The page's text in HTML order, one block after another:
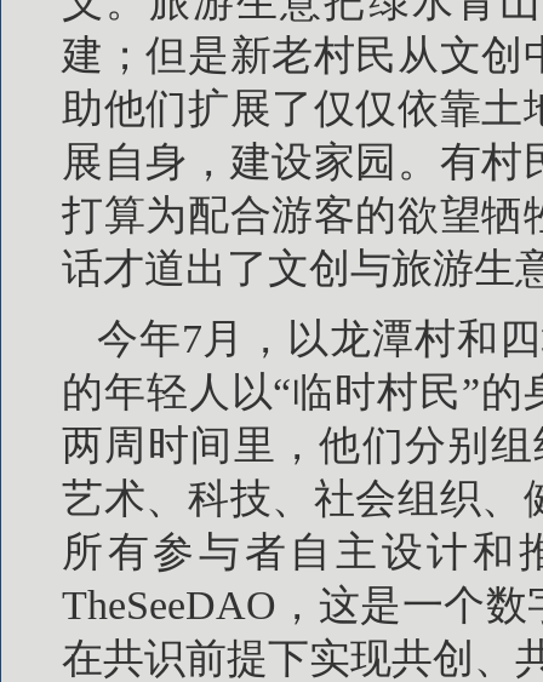
建；但是新老村民从文
助他们扩展了仅仅依靠
展自身，建设家园。有
打算为配合游客的欲望牺
话才道出了文创与旅游生
今年7月，以龙潭村和
的年轻人以“临时村民”
两周时间里，他们分别
艺术、科技、社会组织、
所有参与者自主设计和
TheSeeDAO，这是一个
在共识前提下实现共创、